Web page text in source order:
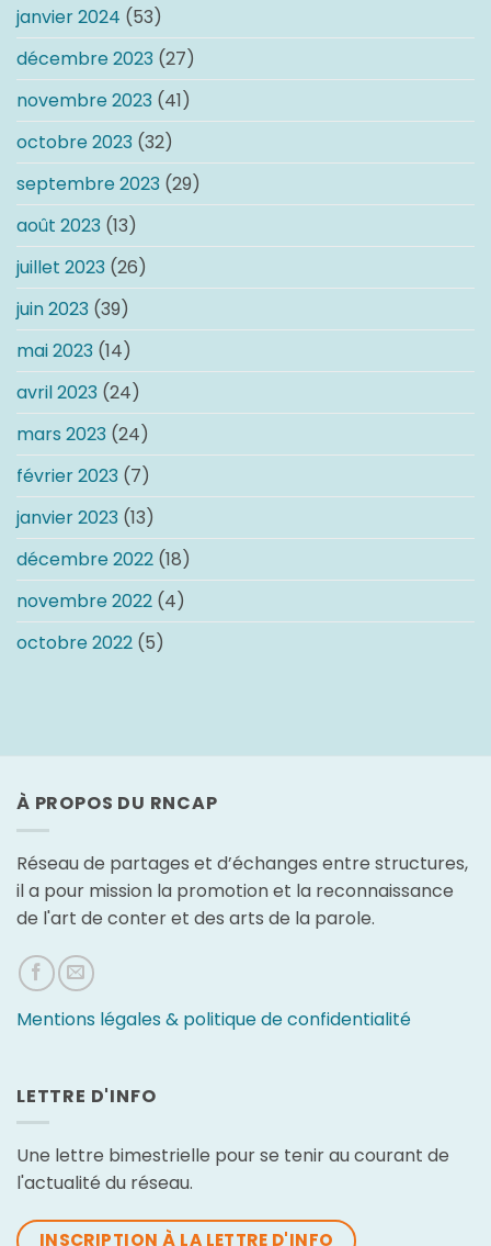
janvier 2024 (53)
décembre 2023 (27)
novembre 2023 (41)
octobre 2023 (32)
septembre 2023 (29)
août 2023 (13)
juillet 2023 (26)
juin 2023 (39)
mai 2023 (14)
avril 2023 (24)
mars 2023 (24)
février 2023 (7)
janvier 2023 (13)
décembre 2022 (18)
novembre 2022 (4)
octobre 2022 (5)
À PROPOS DU RNCAP
Réseau de partages et d’échanges entre structures,
il a pour mission la promotion et la reconnaissance
de l'art de conter et des arts de la parole.
Mentions légales & politique de confidentialité
LETTRE D'INFO
Une lettre bimestrielle pour se tenir au courant de
l'actualité du réseau.
INSCRIPTION À LA LETTRE D'INFO